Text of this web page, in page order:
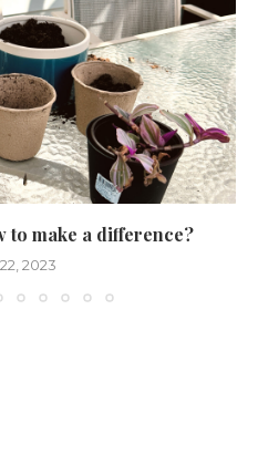
to make a difference?
2023